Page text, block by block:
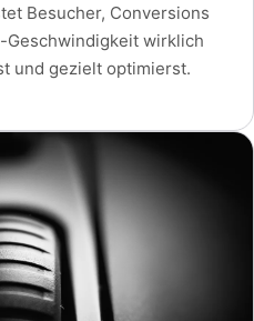
Besucher, Conversions
Geschwindigkeit wirklich
und gezielt optimierst.